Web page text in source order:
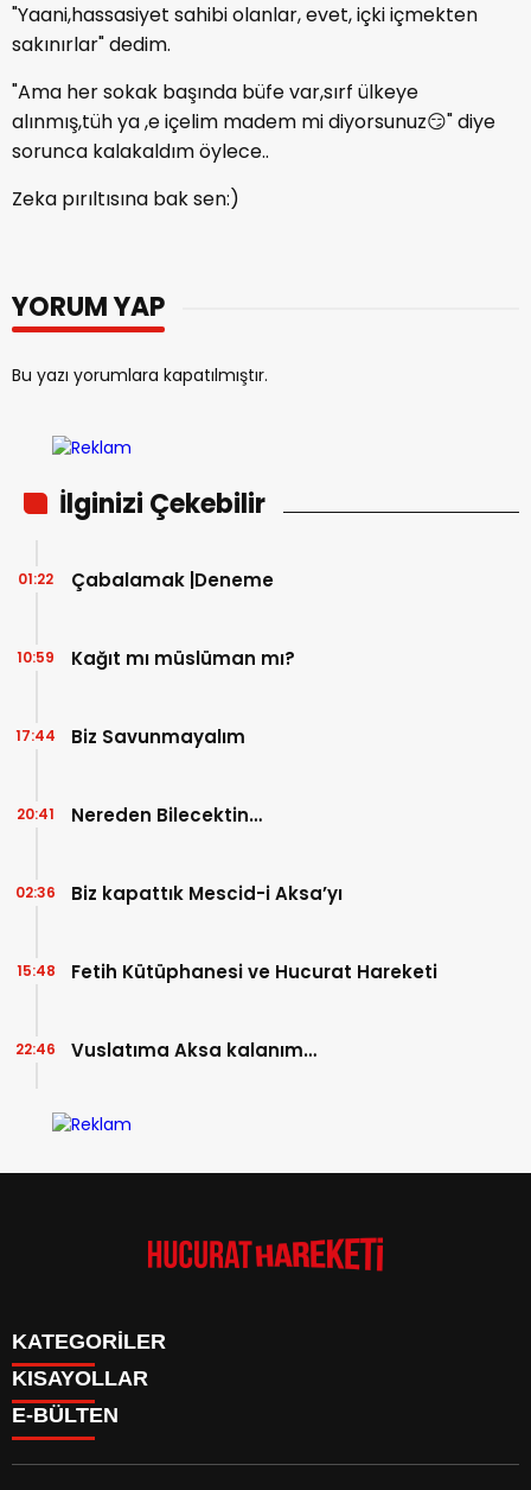
"Yaani,hassasiyet sahibi olanlar, evet, içki içmekten
sakınırlar" dedim.
"Ama her sokak başında büfe var,sırf ülkeye
alınmış,tüh ya ,e içelim madem mi diyorsunuz😏" diye
sorunca kalakaldım öylece..
Zeka pırıltısına bak sen:)
YORUM YAP
Bu yazı yorumlara kapatılmıştır.
İlginizi Çekebilir
Çabalamak |Deneme
01:22
Kağıt mı müslüman mı?
10:59
Biz Savunmayalım
17:44
Nereden Bilecektin…
20:41
Biz kapattık Mescid-i Aksa’yı
02:36
Fetih Kütüphanesi ve Hucurat Hareketi
15:48
Vuslatıma Aksa kalanım…
22:46
KATEGORİLER
Anasayfa
Kudüs Çocuk Atölyesi
KISAYOLLAR
HAKKIMIZDA
İLETİŞİM
E-BÜLTEN